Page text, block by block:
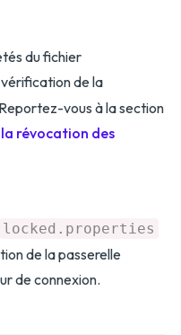
du fichier
de la
vous à la section
révocation des
locked.properties
de la passerelle
de connexion.